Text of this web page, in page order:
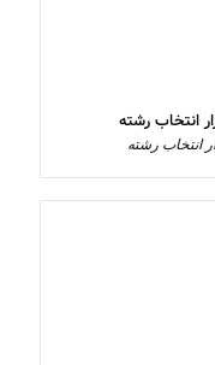
انتخاب رشته
انتخاب رشته